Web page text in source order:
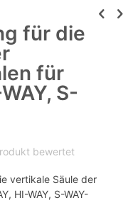
für die
für
S-
bewertet
vertikale Säule der
HI-WAY, S-WAY-